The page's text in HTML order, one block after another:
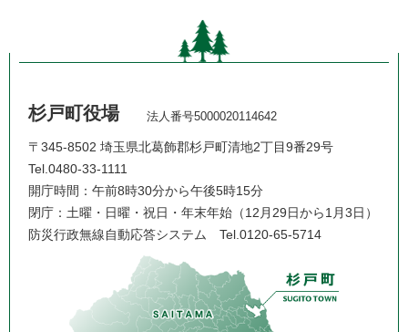
杉戸町役場 法人番号5000020114642
〒345-8502 埼玉県北葛飾郡杉戸町清地2丁目9番29号
Tel.0480-33-1111
開庁時間：午前8時30分から午後5時15分
閉庁：土曜・日曜・祝日・年末年始（12月29日から1月3日）
防災行政無線自動応答システム Tel.0120-65-5714